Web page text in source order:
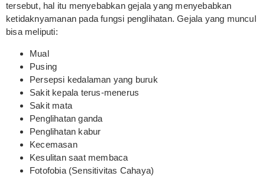
tersebut, hal itu menyebabkan gejala yang menyebabkan
ketidaknyamanan pada fungsi penglihatan. Gejala yang muncul
bisa meliputi:
Mual
Pusing
Persepsi kedalaman yang buruk
Sakit kepala terus-menerus
Sakit mata
Penglihatan ganda
Penglihatan kabur
Kecemasan
Kesulitan saat membaca
Fotofobia (Sensitivitas Cahaya)